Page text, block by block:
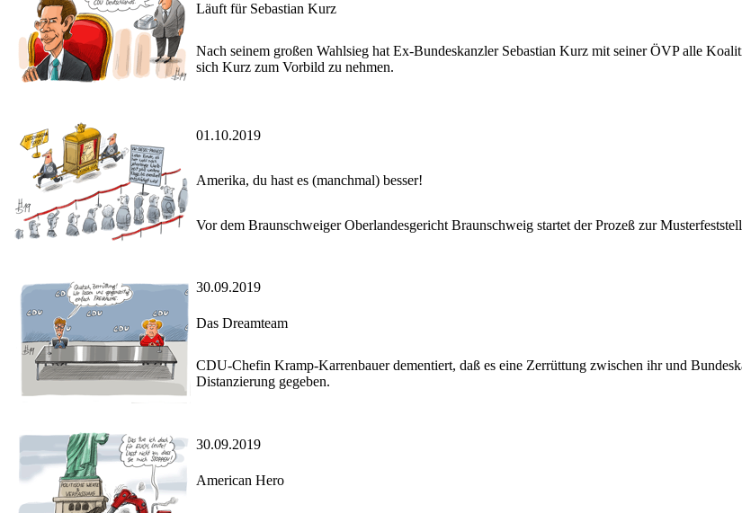
Läuft für Sebastian Kurz
Nach seinem großen Wahlsieg hat Ex-Bundeskanzler Sebastian Kurz mit seiner ÖVP alle
sich Kurz zum Vorbild zu nehmen.
01.10.2019
Amerika, du hast es (manchmal) besser!
Vor dem Braunschweiger Oberlandesgericht Braunschweig startet der Prozeß zur
30.09.2019
Das Dreamteam
CDU-Chefin Kramp-Karrenbauer dementiert, daß es eine Zerrüttung zwischen ihr und
Distanzierung gegeben.
30.09.2019
American Hero